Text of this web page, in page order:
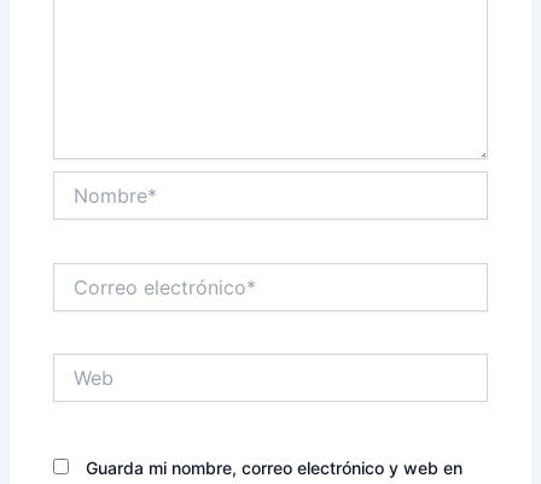
electrónico*
Guarda mi nombre, correo electrónico y web en